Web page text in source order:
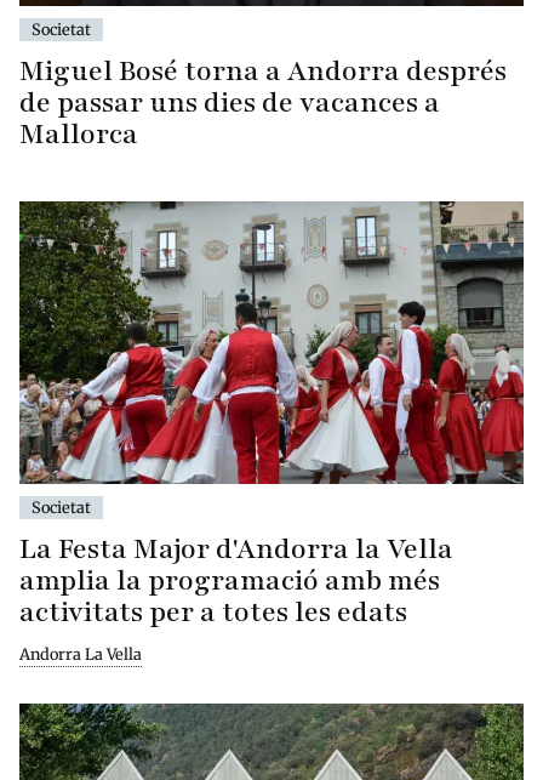
Societat
Miguel Bosé torna a Andorra després
de passar uns dies de vacances a
Mallorca
Societat
La Festa Major d'Andorra la Vella
amplia la programació amb més
activitats per a totes les edats
Andorra La Vella